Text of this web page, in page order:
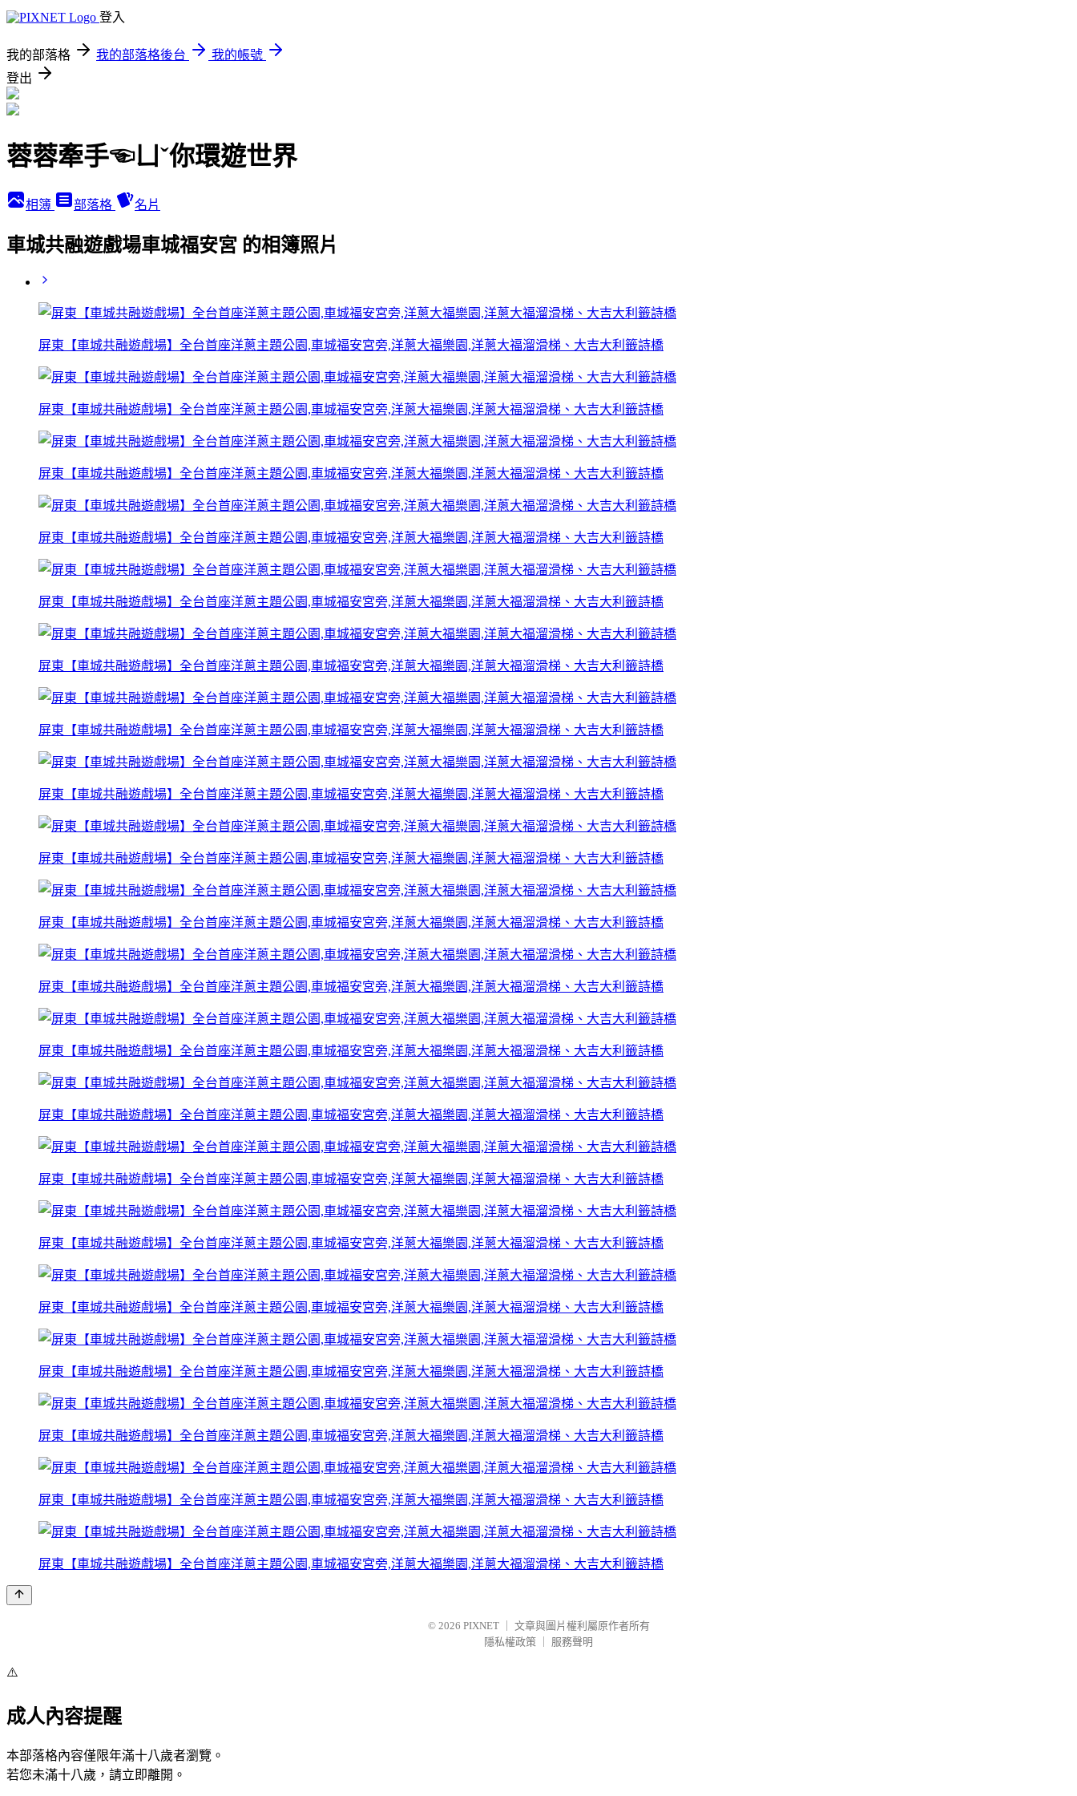
登入
我的部落格 我的部落格後台
我的帳號
登出
蓉蓉牽手☜ㄩˇ你環遊世界
相簿 部落格 名片
車城共融遊戲場車城福安宮 的相簿照片
屏東【車城共融遊戲場】全台首座洋蔥主題公園,車城福安宮旁,洋蔥大福樂園,洋蔥大福溜滑梯、大吉大利籤詩橋
屏東【車城共融遊戲場】全台首座洋蔥主題公園,車城福安宮旁,洋蔥大福樂園,洋蔥大福溜滑梯、大吉大利籤詩橋
屏東【車城共融遊戲場】全台首座洋蔥主題公園,車城福安宮旁,洋蔥大福樂園,洋蔥大福溜滑梯、大吉大利籤詩橋
屏東【車城共融遊戲場】全台首座洋蔥主題公園,車城福安宮旁,洋蔥大福樂園,洋蔥大福溜滑梯、大吉大利籤詩橋
屏東【車城共融遊戲場】全台首座洋蔥主題公園,車城福安宮旁,洋蔥大福樂園,洋蔥大福溜滑梯、大吉大利籤詩橋
屏東【車城共融遊戲場】全台首座洋蔥主題公園,車城福安宮旁,洋蔥大福樂園,洋蔥大福溜滑梯、大吉大利籤詩橋
屏東【車城共融遊戲場】全台首座洋蔥主題公園,車城福安宮旁,洋蔥大福樂園,洋蔥大福溜滑梯、大吉大利籤詩橋
屏東【車城共融遊戲場】全台首座洋蔥主題公園,車城福安宮旁,洋蔥大福樂園,洋蔥大福溜滑梯、大吉大利籤詩橋
屏東【車城共融遊戲場】全台首座洋蔥主題公園,車城福安宮旁,洋蔥大福樂園,洋蔥大福溜滑梯、大吉大利籤詩橋
屏東【車城共融遊戲場】全台首座洋蔥主題公園,車城福安宮旁,洋蔥大福樂園,洋蔥大福溜滑梯、大吉大利籤詩橋
屏東【車城共融遊戲場】全台首座洋蔥主題公園,車城福安宮旁,洋蔥大福樂園,洋蔥大福溜滑梯、大吉大利籤詩橋
屏東【車城共融遊戲場】全台首座洋蔥主題公園,車城福安宮旁,洋蔥大福樂園,洋蔥大福溜滑梯、大吉大利籤詩橋
屏東【車城共融遊戲場】全台首座洋蔥主題公園,車城福安宮旁,洋蔥大福樂園,洋蔥大福溜滑梯、大吉大利籤詩橋
屏東【車城共融遊戲場】全台首座洋蔥主題公園,車城福安宮旁,洋蔥大福樂園,洋蔥大福溜滑梯、大吉大利籤詩橋
屏東【車城共融遊戲場】全台首座洋蔥主題公園,車城福安宮旁,洋蔥大福樂園,洋蔥大福溜滑梯、大吉大利籤詩橋
屏東【車城共融遊戲場】全台首座洋蔥主題公園,車城福安宮旁,洋蔥大福樂園,洋蔥大福溜滑梯、大吉大利籤詩橋
屏東【車城共融遊戲場】全台首座洋蔥主題公園,車城福安宮旁,洋蔥大福樂園,洋蔥大福溜滑梯、大吉大利籤詩橋
屏東【車城共融遊戲場】全台首座洋蔥主題公園,車城福安宮旁,洋蔥大福樂園,洋蔥大福溜滑梯、大吉大利籤詩橋
屏東【車城共融遊戲場】全台首座洋蔥主題公園,車城福安宮旁,洋蔥大福樂園,洋蔥大福溜滑梯、大吉大利籤詩橋
屏東【車城共融遊戲場】全台首座洋蔥主題公園,車城福安宮旁,洋蔥大福樂園,洋蔥大福溜滑梯、大吉大利籤詩橋
© 2026 PIXNET
文章與圖片權利屬原作者所有
隱私權政策
服務聲明
⚠️
成人內容提醒
本部落格內容僅限年滿十八歲者瀏覽。
若您未滿十八歲，請立即離開。